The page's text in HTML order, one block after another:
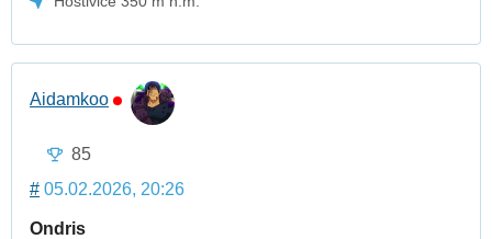
Aidamkoo
85
# 05.02.2026, 20:26
Ondris